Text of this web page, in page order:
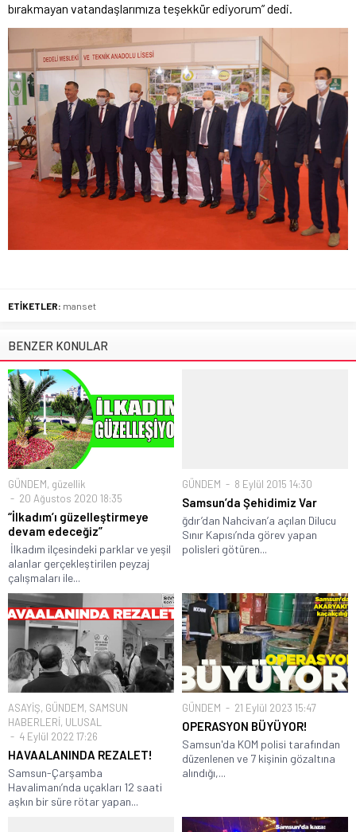
bırakmayan vatandaşlarımıza teşekkür ediyorum” dedi.
ETİKETLER: manset
BENZER KONULAR
GÜNDEM, güzellik
20 Ağustos 2020 18:35
“İlkadım’ı güzelleştirmeye
devam edeceğiz”
İlkadım ilçesindeki parklar ve yeşil
alanlar gerçekleştirilen peyzaj
çalışmaları ile...
GÜNDEM 8 Eylül 2015 14:30
Samsun’da Şehidimiz Var
ğdır’dan Nahcivan’a açılan Dilucu
Sınır Kapısı’nda görev yapan
polisleri götüren...
ASAYİŞ, GÜNDEM, SAMSUN
HABERLERİ, ULUSAL
4 Eylül 2022 17:26
HAVAALANINDA REZALET!
Samsun-Çarşamba
Havalimanı’nda uçakları 12 saati
aşkın bir süre rötar yapan...
GÜNDEM 21 Eylül 2023 15:47
OPERASYON BÜYÜYOR!
Samsun'da KOM polisi tarafından
düzenlenen ve 7 kişinin gözaltına
alındığı,...